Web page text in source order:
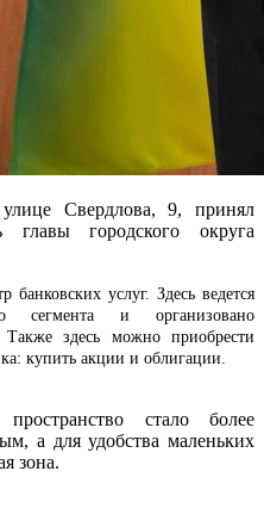
Свердлова, 9, принял
главы городского округа
услуг. Здесь ведется
сегмента и организовано
здесь можно приобрести
купить акции и облигации.
стало более
а для удобства маленьких
зона.